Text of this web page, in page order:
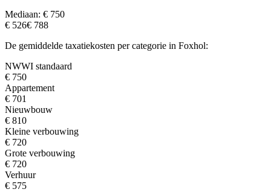
Mediaan: € 750
€ 526€ 788
De gemiddelde taxatiekosten per categorie in Foxhol:
NWWI standaard
€ 750
Appartement
€ 701
Nieuwbouw
€ 810
Kleine verbouwing
€ 720
Grote verbouwing
€ 720
Verhuur
€ 575